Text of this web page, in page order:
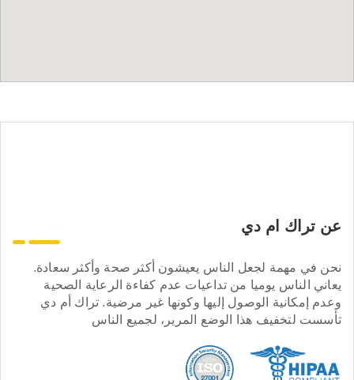
عن تراك ام دي
نحن في مهمة لجعل الناس يعيشون أكثر صحة وأكثر سعادة.
يعاني الناس يوميا من تداعيات عدم كفاءة الرعاية الصحية
وعدم إمكانية الوصول إليها وكونها غير مرضية. تراك أم دي
تأسست لتخفيف هذا الوضع المرير، لجميع الناس